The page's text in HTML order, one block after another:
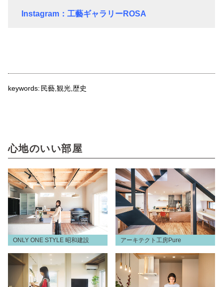
Instagram：工藝ギャラリーROSA
keywords: 民藝 観光 歴史
心地のいい部屋
ONLY ONE STYLE 昭和建設 アーキテクト工房Pure